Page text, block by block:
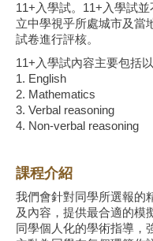
11+入學試。11+入學試
立中學視乎所處城市及當
試卷進行評核。
11+入學試內容主要包括
1. English
2. Mathematics
3. Verbal reasoning
4. Non-verbal reasoning
課程介紹
我們會針對同學所選報的
及內容，提供最合適的模
同學個人化的學術指導，